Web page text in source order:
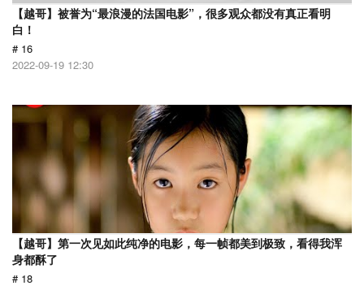
【越哥】被誉为“最浪漫的法国电影”，很多观众都没有真正看明
白！
# 16
2022-09-19 12:30
【越哥】第一次见如此纯净的电影，每一帧都美到极致，看得我浑
身都酥了
# 18